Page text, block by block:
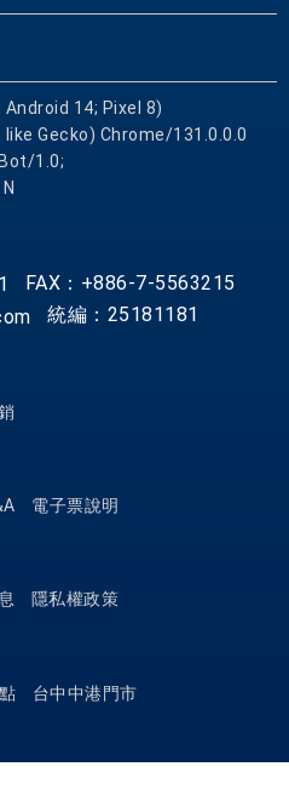
14; Pixel 8)
Gecko) Chrome/131.0.0.0
1.0;
FAX：+886-7-5563215
統編：25181181
電子票說明
隱私權政策
台中中港門市